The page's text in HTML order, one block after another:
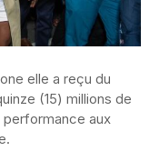
elle a reçu du
(15) millions de
aux